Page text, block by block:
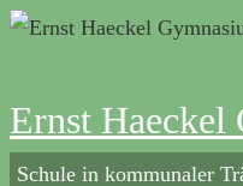
Ernst Haeckel
Schule in kommunaler